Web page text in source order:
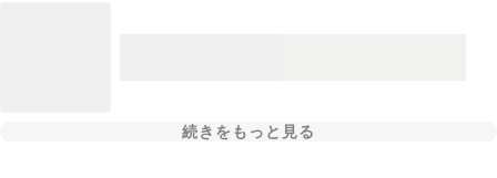
続きをもっと見る